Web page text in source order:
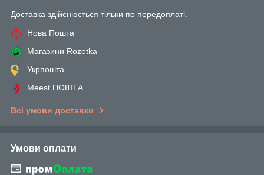
Доставка здійснюється тільки по передоплаті.
Нова Пошта
Магазини Rozetka
Укрпошта
Meest ПОШТА
Всі умови доставки
Умови оплати